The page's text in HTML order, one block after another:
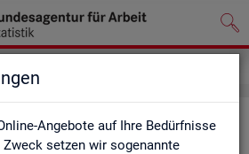
Angebote auf Ihre Bedürfnisse
setzen wir sogenannte
Ser­vice